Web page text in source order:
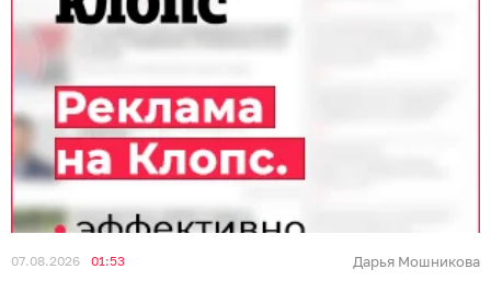
07.08.2026 01:53 Дарья Мошникова